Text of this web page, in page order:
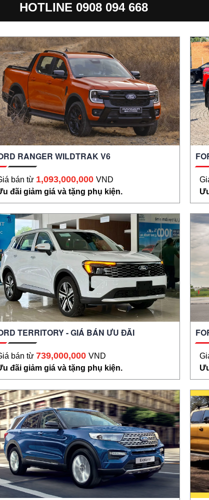
HOTLINE 0908 094 668
RANGER WILDTRAK V6
bán từ 1,093,000,000 VND
đãi giảm giá và tặng phụ kiện.
TERRITORY - GIÁ BÁN ƯU ĐÃI
bán từ 739,000,000 VND
đãi giảm giá và tặng phụ kiện.